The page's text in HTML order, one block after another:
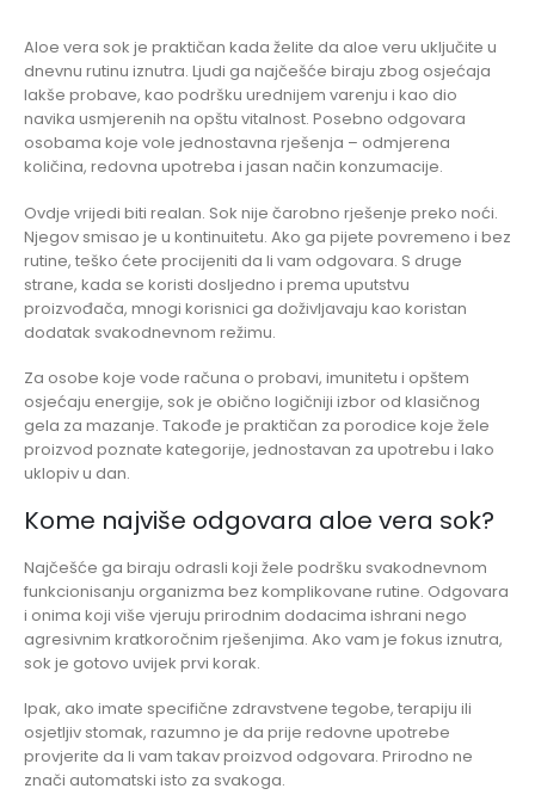
Aloe vera sok je praktičan kada želite da aloe veru uključite u
dnevnu rutinu iznutra. Ljudi ga najčešće biraju zbog osjećaja
lakše probave, kao podršku urednijem varenju i kao dio
navika usmjerenih na opštu vitalnost. Posebno odgovara
osobama koje vole jednostavna rješenja – odmjerena
količina, redovna upotreba i jasan način konzumacije.
Ovdje vrijedi biti realan. Sok nije čarobno rješenje preko noći.
Njegov smisao je u kontinuitetu. Ako ga pijete povremeno i bez
rutine, teško ćete procijeniti da li vam odgovara. S druge
strane, kada se koristi dosljedno i prema uputstvu
proizvođača, mnogi korisnici ga doživljavaju kao koristan
dodatak svakodnevnom režimu.
Za osobe koje vode računa o probavi, imunitetu i opštem
osjećaju energije, sok je obično logičniji izbor od klasičnog
gela za mazanje. Takođe je praktičan za porodice koje žele
proizvod poznate kategorije, jednostavan za upotrebu i lako
uklopiv u dan.
Kome najviše odgovara aloe vera sok?
Najčešće ga biraju odrasli koji žele podršku svakodnevnom
funkcionisanju organizma bez komplikovane rutine. Odgovara
i onima koji više vjeruju prirodnim dodacima ishrani nego
agresivnim kratkoročnim rješenjima. Ako vam je fokus iznutra,
sok je gotovo uvijek prvi korak.
Ipak, ako imate specifične zdravstvene tegobe, terapiju ili
osjetljiv stomak, razumno je da prije redovne upotrebe
provjerite da li vam takav proizvod odgovara. Prirodno ne
znači automatski isto za svakoga.